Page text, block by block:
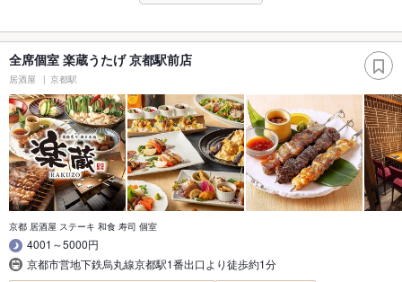
全席個室 楽蔵うたげ 京都駅前店
居酒屋 京都駅
京都 居酒屋 ステーキ 和食 寿司 個室
4001～5000円
京都市営地下鉄烏丸線京都駅1番出口より徒歩約1分